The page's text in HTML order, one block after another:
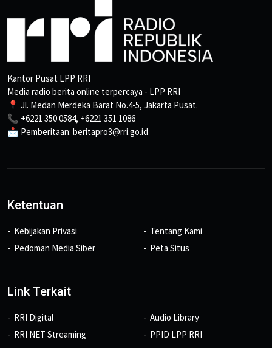
Kantor Pusat LPP RRI
Media radio berita online terpercaya - LPP RRI
📍 Jl. Medan Merdeka Barat No.4-5, Jakarta Pusat.
📞 +6221 350 0584, +6221 351 1086
📩 Pemberitaan: beritapro3@rri.go.id
Ketentuan
Kebijakan Privasi
Pedoman Media Siber
Tentang Kami
Peta Situs
Link Terkait
RRI Digital
RRI NET Streaming
Audio Library
PPID LPP RRI